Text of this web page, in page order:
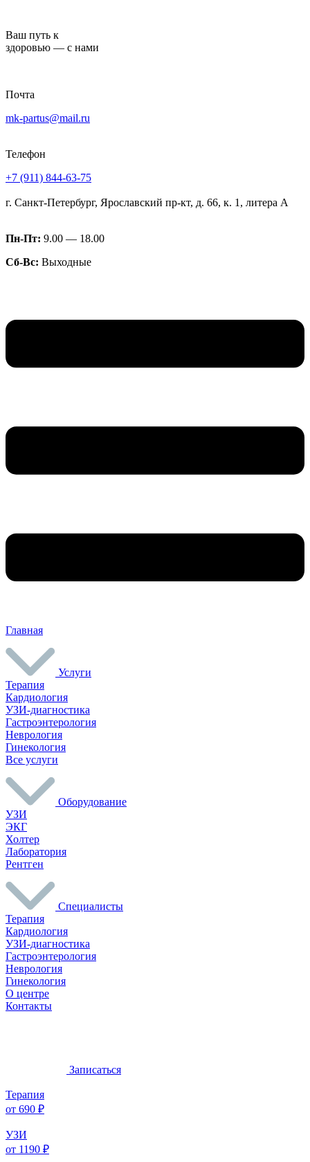
содержимому
Ваш путь к
здоровью — с нами
Почта
mk-partus@mail.ru
Телефон
+7 (911) 844-63-75
г. Санкт-Петербург, Ярославский пр-кт, д. 66, к. 1, литера А
Пн-Пт: 9.00 — 18.00
Сб-Вс: Выходные
Главная
Услуги
Терапия
Кардиология
УЗИ-диагностика
Гастроэнтерология
Неврология
Гинекология
Все услуги
Оборудование
УЗИ
ЭКГ
Холтер
Лаборатория
Рентген
Специалисты
Терапия
Кардиология
УЗИ-диагностика
Гастроэнтерология
Неврология
Гинекология
О центре
Контакты
Записаться
Терапия
от 690 ₽
УЗИ
от 1190 ₽